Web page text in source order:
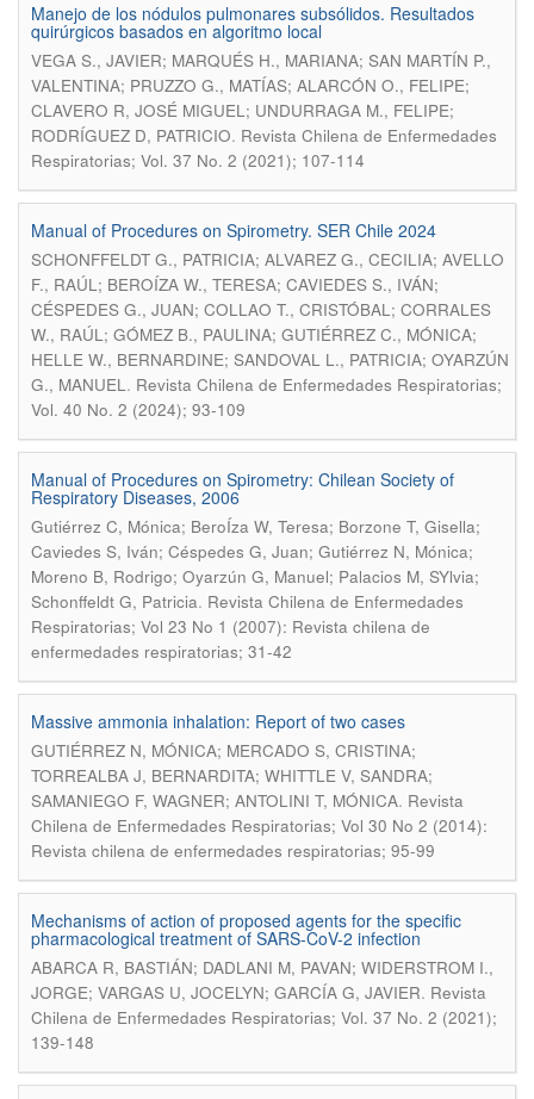
Manejo de los nódulos pulmonares subsólidos. Resultados
quirúrgicos basados en algoritmo local
VEGA S., JAVIER; MARQUÉS H., MARIANA; SAN MARTÍN P.,
VALENTINA; PRUZZO G., MATÍAS; ALARCÓN O., FELIPE;
CLAVERO R, JOSÉ MIGUEL; UNDURRAGA M., FELIPE;
RODRÍGUEZ D, PATRICIO. Revista Chilena de Enfermedades
Respiratorias; Vol. 37 No. 2 (2021); 107-114
Manual of Procedures on Spirometry. SER Chile 2024
SCHONFFELDT G., PATRICIA; ALVAREZ G., CECILIA; AVELLO
F., RAÚL; BEROÍZA W., TERESA; CAVIEDES S., IVÁN;
CÉSPEDES G., JUAN; COLLAO T., CRISTÓBAL; CORRALES
W., RAÚL; GÓMEZ B., PAULINA; GUTIÉRREZ C., MÓNICA;
HELLE W., BERNARDINE; SANDOVAL L., PATRICIA; OYARZÚN
G., MANUEL. Revista Chilena de Enfermedades Respiratorias;
Vol. 40 No. 2 (2024); 93-109
Manual of Procedures on Spirometry: Chilean Society of
Respiratory Diseases, 2006
Gutiérrez C, Mónica; BeroÍza W, Teresa; Borzone T, Gisella;
Caviedes S, Iván; Céspedes G, Juan; Gutiérrez N, Mónica;
Moreno B, Rodrigo; Oyarzún G, Manuel; Palacios M, SYlvia;
Schonffeldt G, Patricia. Revista Chilena de Enfermedades
Respiratorias; Vol 23 No 1 (2007): Revista chilena de
enfermedades respiratorias; 31-42
Massive ammonia inhalation: Report of two cases
GUTIÉRREZ N, MÓNICA; MERCADO S, CRISTINA;
TORREALBA J, BERNARDITA; WHITTLE V, SANDRA;
SAMANIEGO F, WAGNER; ANTOLINI T, MÓNICA. Revista
Chilena de Enfermedades Respiratorias; Vol 30 No 2 (2014):
Revista chilena de enfermedades respiratorias; 95-99
Mechanisms of action of proposed agents for the specific
pharmacological treatment of SARS-CoV-2 infection
ABARCA R, BASTIÁN; DADLANI M, PAVAN; WIDERSTROM I.,
JORGE; VARGAS U, JOCELYN; GARCÍA G, JAVIER. Revista
Chilena de Enfermedades Respiratorias; Vol. 37 No. 2 (2021);
139-148